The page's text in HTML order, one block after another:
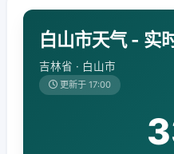
白山市天气 - 实
吉林省 · 白山市
更新于 17:00